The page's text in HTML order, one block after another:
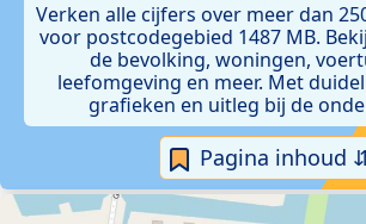
Verken alle cijfers over meer dan
voor postcodegebied 1487 MB.
de bevolking, woningen,
leefomgeving en meer. Met
grafieken en uitleg bij de
Pagina inhoud